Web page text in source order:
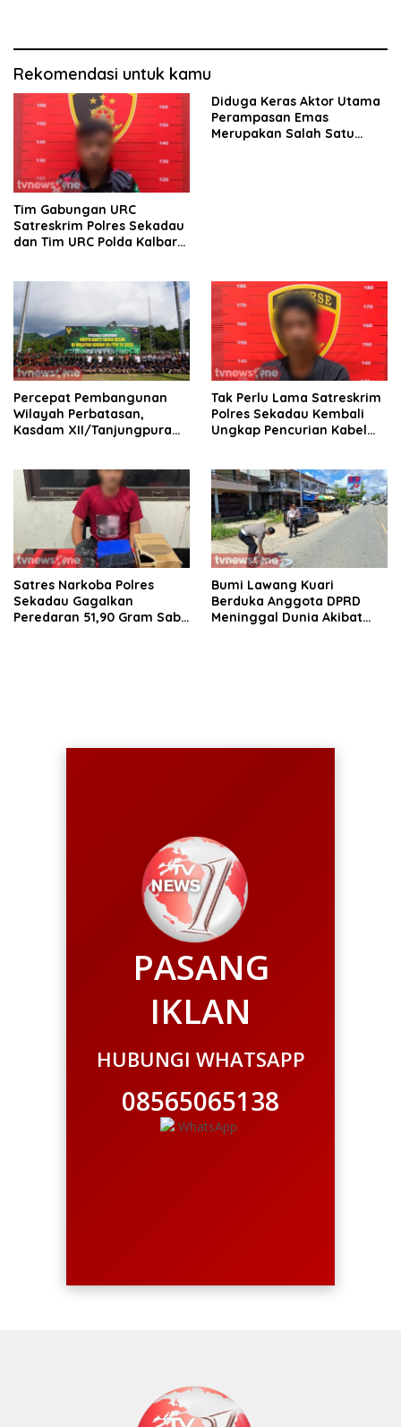
Rekomendasi untuk kamu
Tim Gabungan URC
Satreskrim Polres Sekadau
dan Tim URC Polda Kalbar
Diduga Keras Aktor Utama
Perampasan Emas
Merupakan Salah Satu
Percepat Pembangunan
Wilayah Perbatasan,
Kasdam XII/Tanjungpura
Tak Perlu Lama Satreskrim
Polres Sekadau Kembali
Ungkap Pencurian Kabel
Satres Narkoba Polres
Sekadau Gagalkan
Peredaran 51,90 Gram Sabu
Bumi Lawang Kuari
Berduka Anggota DPRD
Meninggal Dunia Akibat
PASANG
IKLAN
HUBUNGI WHATSAPP
08565065138